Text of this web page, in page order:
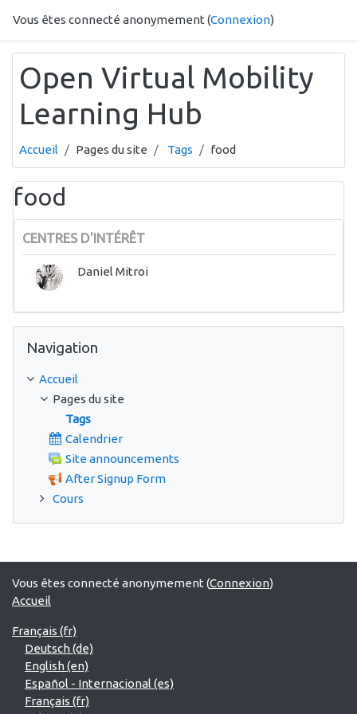
Vous êtes connecté anonymement (Connexion)
Open Virtual Mobility
Learning Hub
Accueil Pages du site Tags food
food
CENTRES D'INTÉRÊT
Daniel Mitroi
Navigation
Accueil
Pages du site
Tags
Calendrier
Site announcements
After Signup Form
Cours
Vous êtes connecté anonymement (Connexion)
Accueil
Français ‎(fr)‎
Deutsch ‎(de)‎
English ‎(en)‎
Español - Internacional ‎(es)‎
Français ‎(fr)‎